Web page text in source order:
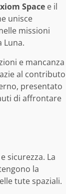
Space e il
unisce
missioni
Luna.
e mancanza
al contributo
presentato
di affrontare
sicurezza. La
la
tute spaziali.